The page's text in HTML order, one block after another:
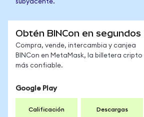
subyacente.
Obtén BINCon en segundos
Compra, vende, intercambia y canjea
BINCon en MetaMask, la billetera cripto
más confiable.
Google Play
Calificación Descargas